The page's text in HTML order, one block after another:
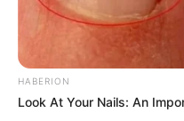
HABERION
Look At Your Nails: An